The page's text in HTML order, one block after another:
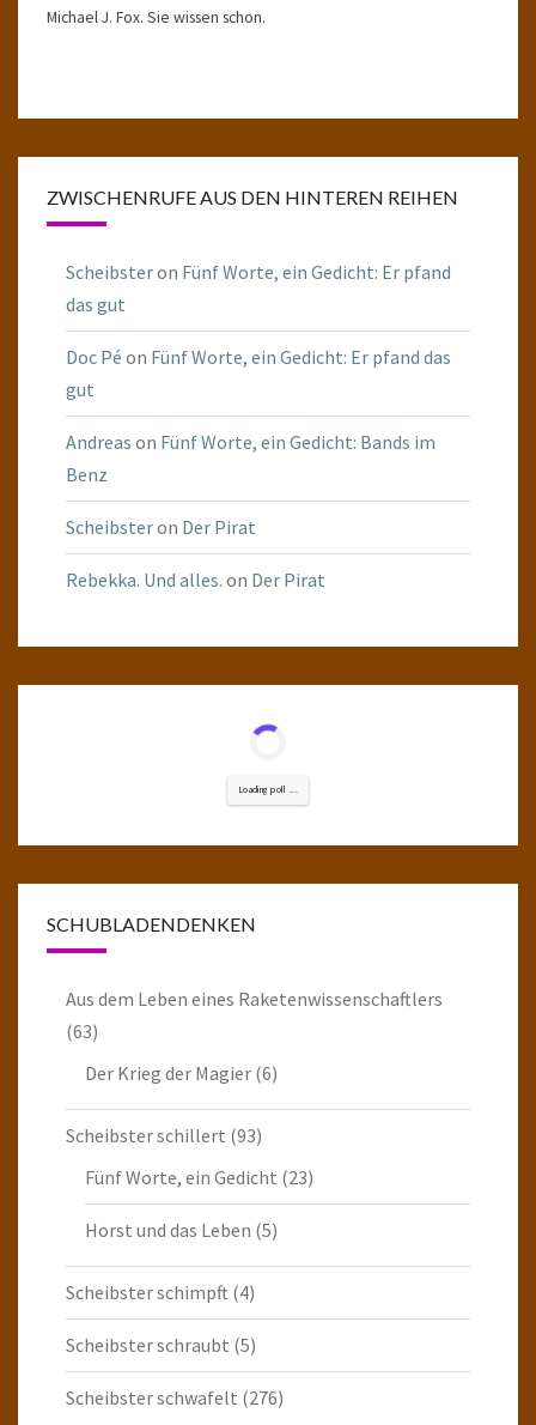
Michael J. Fox. Sie wissen schon.
ZWISCHENRUFE AUS DEN HINTEREN REIHEN
Scheibsteron Fünf Worte, ein Gedicht: Er pfand
das gut
Doc Pé on Fünf Worte, ein Gedicht: Er pfand das
gut
Andreas on Fünf Worte, ein Gedicht: Bands im
Benz
Scheibsteron Der Pirat
Rebekka. Und alles. on Der Pirat
Loading poll ...
SCHUBLADENDENKEN
Aus dem Leben eines Raketenwissenschaftlers
(63)
Der Krieg der Magier (6)
Scheibster schillert (93)
Fünf Worte, ein Gedicht (23)
Horst und das Leben (5)
Scheibster schimpft (4)
Scheibster schraubt (5)
Scheibster schwafelt (276)